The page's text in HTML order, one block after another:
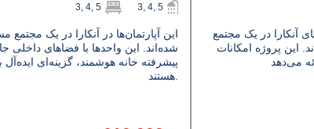
3, 4, 5 3, 4, 5
این آپارتمان‌ها در آنکارا در یک مجتمع
شده‌اند. این واحدها با فضاهای داخلی
پیشرفته خانه هوشمند، گزینه‌ای
هستند.
آنکارا در یک مجتمع
این پروژه امکانات